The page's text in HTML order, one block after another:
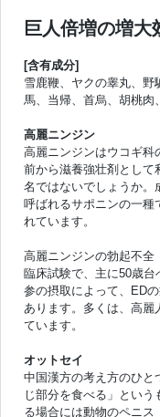
巨人倍増の増大
[含有成分]
雪鹿鞭、ヤクの睾丸、
馬、当帰、首烏、胡桃肉
高麗ニンジン
高麗ニンジンはウコギ科
前から滋養強壮剤として
名ではないでしょうか。
呼ばれるサポニンの一種
れています。
高麗ニンジンの勃起不全
臨床試験で、主に50歳台
参の摂取によって、ED
あります。多くは、高麗
ています。
オットセイ
中国漢方の考え方のひと
じ部分を食べる」とい
る場合には動物のペニ